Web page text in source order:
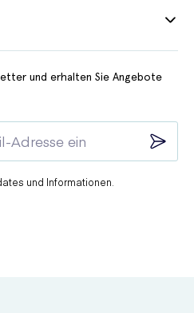
und erhalten Sie Angebote
und Informationen.